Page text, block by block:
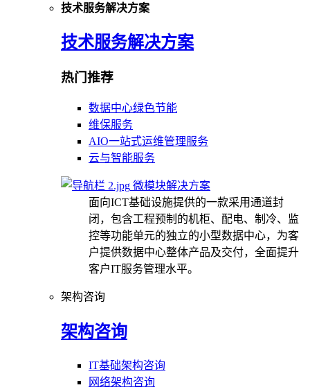
技术服务解决方案
技术服务解决方案
热门推荐
数据中心绿色节能
维保服务
AIO一站式运维管理服务
云与智能服务
微模块解决方案
面向ICT基础设施提供的一款采用通道封
闭，包含工程预制的机柜、配电、制冷、监
控等功能单元的独立的小型数据中心，为客
户提供数据中心整体产品及交付，全面提升
客户IT服务管理水平。
架构咨询
架构咨询
IT基础架构咨询
网络架构咨询